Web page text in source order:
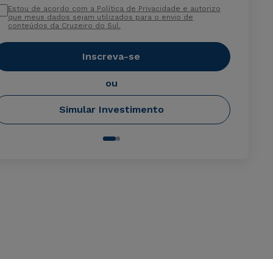
Estou de acordo com a Política de Privacidade e autorizo
que meus dados sejam utilizados para o envio de
conteúdos da Cruzeiro do Sul.
Inscreva-se
ou
Simular Investimento